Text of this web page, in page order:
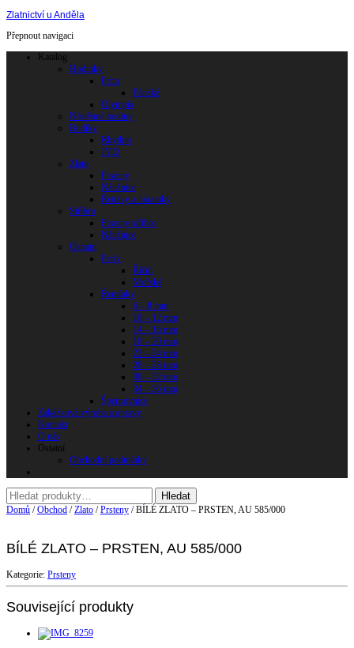
Zlatnictví u Anděla
Přepnout navigaci
Katalog
Hodinky
Prim
Pánské
Olympia
Nástěnné hodiny
Budíky
Rhythm
JVD
Zlato
Prsteny
Náušnice
Řetízky a náramky
Stříbro
Prsteny stříbro
Náušnice
Ostatní
Perly
Říční
Mořské
Řemínky
6 – 8 mm
10 – 12 mm
14 – 16 mm
18 – 20 mm
22 – 24 mm
26 – 28 mm
30 – 32 mm
34 – 36 mm
Šperkovnice
Zakázková výroba a opravy
Kontakt
O nás
Ostatní
Obchodní podmínky
Domů /Obchod /Zlato /Prsteny / BÍLÉ ZLATO – PRSTEN, AU 585/000
BÍLÉ ZLATO – PRSTEN, AU 585/000
Kategorie: Prsteny
Související produkty